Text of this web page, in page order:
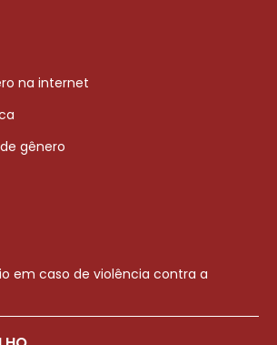
na internet
gênero
em caso de violência contra a